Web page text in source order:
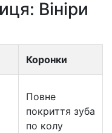
Вініри
Коронки
Повне
покриття зуба
по колу